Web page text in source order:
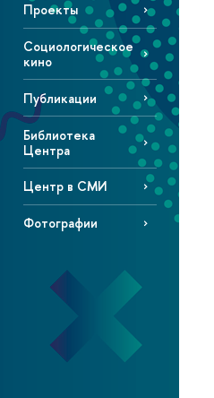
Проекты
Социологическое
кино
Публикации
Библиотека
Центра
Центр в СМИ
Фотографии